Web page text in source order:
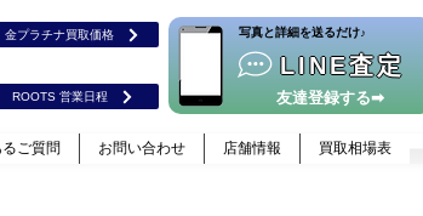
金プラチナ買取価格
ROOTS 営業日程
LINE査定
​写真と詳細を送るだけ♪
友達登録する➡
ご質問 お問い合わせ 店舗情報 買取相場表